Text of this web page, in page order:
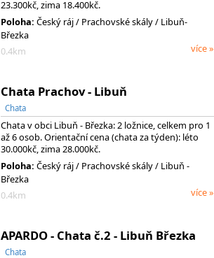
23.300kč, zima 18.400kč.
Poloha: Český ráj/ Prachovské skály/ Libuň-
Březka
0.4km
více »
Chata Prachov - Libuň
Chata
Chata v obci Libuň - Březka: 2 ložnice, celkem pro 1
až 6 osob. Orientační cena (chata za týden): léto
30.000kč, zima 28.000kč.
Poloha: Český ráj/ Prachovské skály/ Libuň -
Březka
0.4km
více »
APARDO - Chata č.2 - Libuň Březka
Chata